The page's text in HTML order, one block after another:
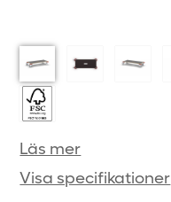
Läs mer
Visa specifikationer